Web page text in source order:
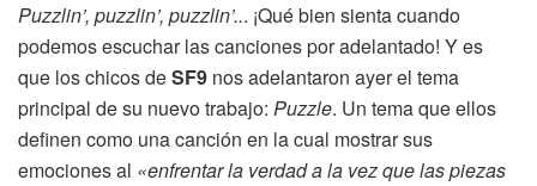
Puzzlin’, puzzlin’, puzzlin’... ¡Qué bien sienta cuando
podemos escuchar las canciones por adelantado! Y es
que los chicos deSF9 nos adelantaron ayer el tema
principal de su nuevo trabajo: Puzzle. Un tema que ellos
definen como una canción en la cual mostrar sus
emociones al «enfrentar la verdad a la vez que las piezas